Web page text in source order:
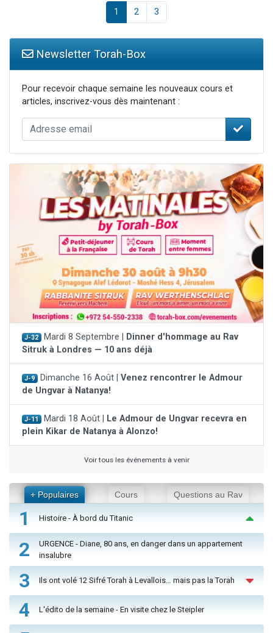
1 2 3
Newsletter Torah-Box
Pour recevoir chaque semaine les nouveaux cours et
articles, inscrivez-vous dès maintenant :
J-32 Mardi 8 Septembre |
Dinner d'hommage au Rav
Sitruk à Londres — 10 ans déjà
J-9 Dimanche 16 Août | Venez rencontrer le Admour
de Ungvar à Natanya!
J-11 Mardi 18 Août |
Le Admour de Ungvar recevra en
plein Kikar de Natanya à Alonzo!
Voir tous les événements à venir
+ Populaires Cours Questions au Rav
1 Histoire - À bord du Titanic
2
URGENCE - Diane, 80 ans, en danger dans un appartement
insalubre
3 Ils ont volé 12 Sifré Torah à Levallois… mais pas la Torah
4 L'édito de la semaine - En visite chez le Steipler